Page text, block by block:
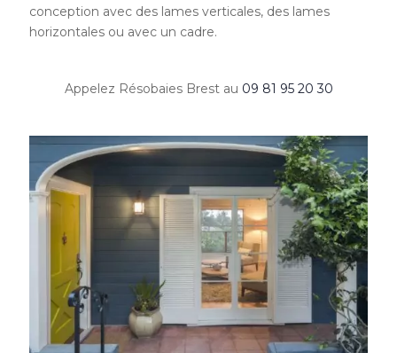
conception avec des lames verticales, des lames
horizontales ou avec un cadre.
Appelez Résobaies Brest au 09 81 95 20 30